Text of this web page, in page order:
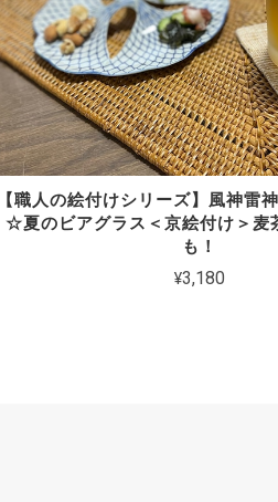
職人の絵付けシリーズ】風神雷
☆夏のビアグラス＜京絵付け＞麦
も！
¥3,180